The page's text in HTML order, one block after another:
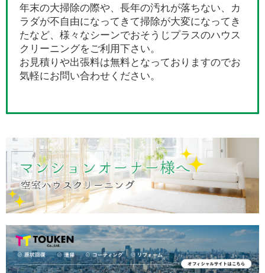
年末の大掃除の際や、長年の汚れが落ちない、カ
ラダが不自由になってきて掃除が大変になってき
たなど、様々なシーンでおそうじプラスのハウス
クリーニングをご利用下さい。
お見積りや出張料は無料となっておりますのでお
気軽にお問い合わせください。